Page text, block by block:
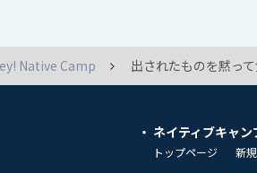
Native Camp 出されたものを黙っ
ネイティブキャン
トップページ 新